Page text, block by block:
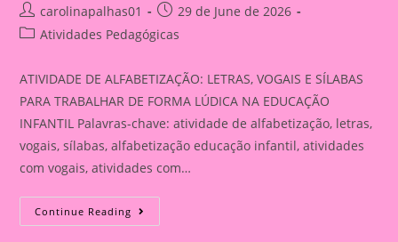
Post
author:
carolinapalhas01
Post
published:
29 de June de 2026
PostAtividades Pedagógicas
ATIVIDADE DE ALFABETIZAÇÃO: LETRAS, VOGAIS E SÍLABAS
PARA TRABALHAR DE FORMA LÚDICA NA EDUCAÇÃO
INFANTIL Palavras-chave: atividade de alfabetização, letras,
vogais, sílabas, alfabetização educação infantil, atividades
com vogais, atividades com…
Continue Reading ATIVIDADE
DE